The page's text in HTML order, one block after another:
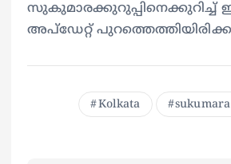
അപ്ഡേറ്റ്
Kolkata